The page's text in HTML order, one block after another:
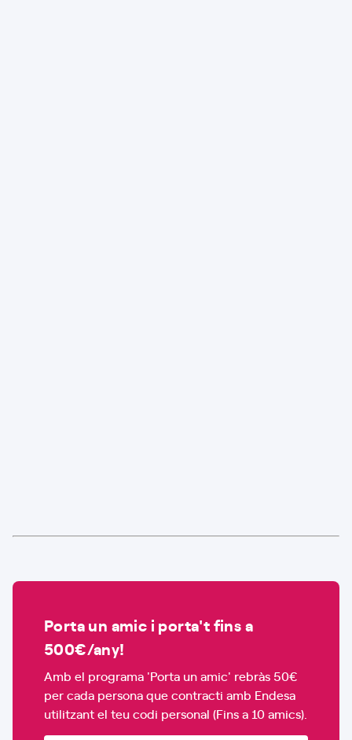
Porta un amic i porta't fins a
500€/any!
Amb el programa 'Porta un amic' rebràs 50€
per cada persona que contracti amb Endesa
utilitzant el teu codi personal (Fins a 10 amics).